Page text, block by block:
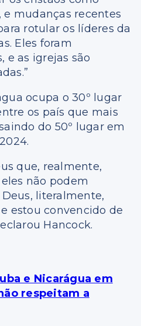
mudanças recentes
rotular os líderes da
Eles foram
e as igrejas são
ocupa o 30º lugar
os país que mais
do 50º lugar em
que, realmente,
não podem
literalmente,
estou convencido de
Hancock.
e Nicarágua em
respeitam a